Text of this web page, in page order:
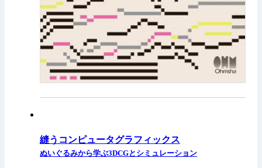
縫うコンピュータグラフィックス
ぬいぐるみから学ぶ3DCGとシミュレーション